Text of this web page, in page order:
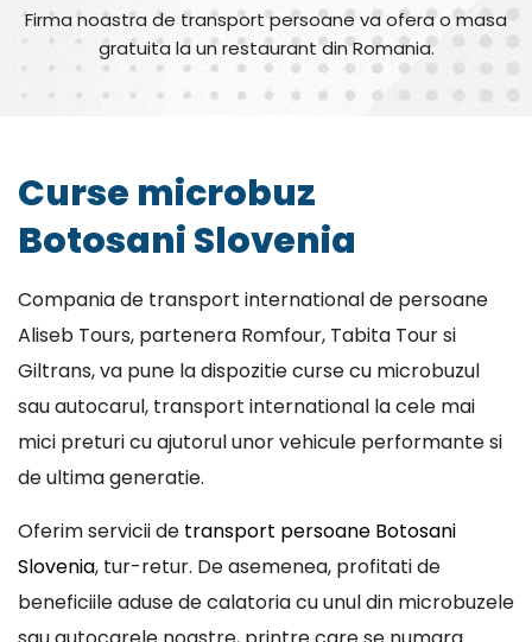
Firma noastra de transport persoane va ofera o masa
gratuita la un restaurant din Romania.
Curse microbuz
Botosani Slovenia
Compania de transport international de persoane
Aliseb Tours, partenera Romfour, Tabita Tour si
Giltrans, va pune la dispozitie curse cu microbuzul
sau autocarul, transport international la cele mai
mici preturi cu ajutorul unor vehicule performante si
de ultima generatie.
Oferim servicii de transport persoane Botosani
Slovenia, tur-retur. De asemenea, profitati de
beneficiile aduse de calatoria cu unul din microbuzele